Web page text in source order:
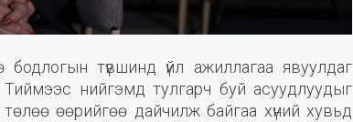
түвшинд үйл ажиллагаа явуулдаг
нийгэмд тулгарч буй асуудлуудыг
өөрийгөө дайчилж байгаа хүний хувьд